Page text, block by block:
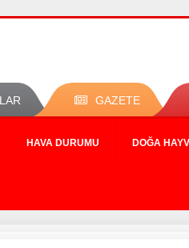
GAZETE
HAVA DURUMU DOĞA